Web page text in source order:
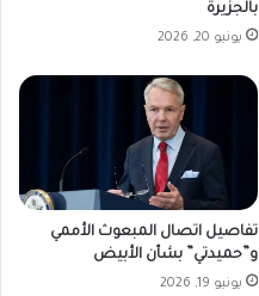
بالجزيرة
يونيو 20, 2026
تفاصيل اتصال المبعوث الأممي
و”حميدتي” بشأن الأبيض
يونيو 19, 2026